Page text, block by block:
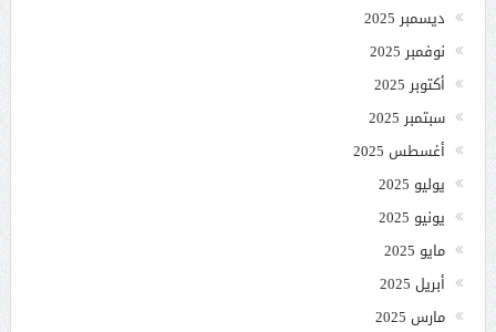
ديسمبر 2025
نوفمبر 2025
أكتوبر 2025
سبتمبر 2025
أغسطس 2025
يوليو 2025
يونيو 2025
مايو 2025
أبريل 2025
مارس 2025